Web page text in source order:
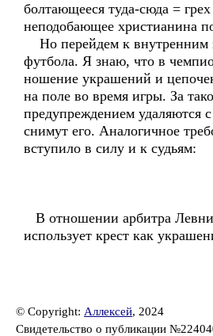
болтающееся туда-сюда =
неподобающее христианина
Но перейдем к внутренним
футбола. Я знаю, что в
ношение украшений и
на поле во время игры. За
предупреждением удаляются
снимут его. Аналогичное
вступило в силу и к судьям:
В отношении арбитра
использует крест как
© Copyright: Аллексей, 2024
Свидетельство о публикации